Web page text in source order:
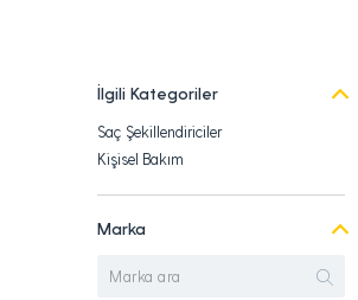
İlgili Kategoriler
Saç Şekillendiriciler
Kişisel Bakım
Marka